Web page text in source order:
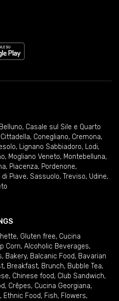
Belluno, Casale sul Sile e Quarto
Cittadella, Conegliano, Cremona,
, Lignano Sabbiadoro, Lodi,
, Mogliano Veneto, Montebelluna,
, Piacenza, Pordenone,
Piave, Sassuolo, Treviso, Udine,
, Gluten free, Cucina
Corn, Alcoholic Beverages,
, Bakery, Balcanic Food, Bavarian
, Breakfast, Brunch, Bubble Tea,
, Chinese food, Club Sandwich,
, Crêpes, Cucina Georgiana,
, Ethnic Food, Fish, Flowers,